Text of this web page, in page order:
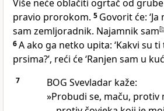
Više neće oblačiti ogrtač od
pravio prorokom. 5 Govorit će:
sam zemljoradnik. Najamnik sam[b
6A ako ga netko upita: ‘Kakvi su
prsima?’, reći će ‘Ranjen sam u
7
BOG Svevladar kaže:
»Probudi se, maču, protiv